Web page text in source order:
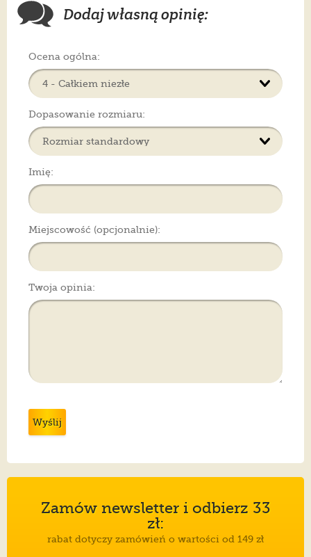
Dodaj własną opinię:
Ocena ogólna:
Dopasowanie rozmiaru:
Imię:
Miejscowość (opcjonalnie):
Twoja opinia:
Wyślij
Zamów newsletter i odbierz 33
zł:
rabat dotyczy zamówień o wartości od 149 zł